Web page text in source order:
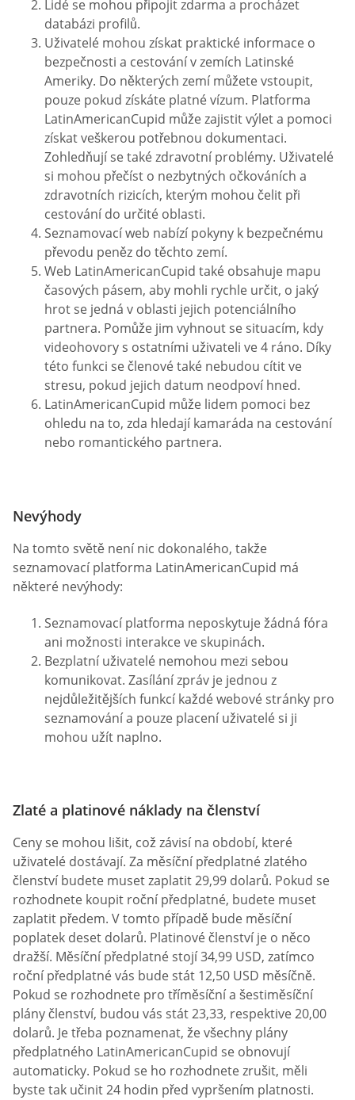
Lidé se mohou připojit zdarma a procházet
databázi profilů.
Uživatelé mohou získat praktické informace o
bezpečnosti a cestování v zemích Latinské
Ameriky. Do některých zemí můžete vstoupit,
pouze pokud získáte platné vízum. Platforma
LatinAmericanCupid může zajistit výlet a pomoci
získat veškerou potřebnou dokumentaci.
Zohledňují se také zdravotní problémy. Uživatelé
si mohou přečíst o nezbytných očkováních a
zdravotních rizicích, kterým mohou čelit při
cestování do určité oblasti.
Seznamovací web nabízí pokyny k bezpečnému
převodu peněz do těchto zemí.
Web LatinAmericanCupid také obsahuje mapu
časových pásem, aby mohli rychle určit, o jaký
hrot se jedná v oblasti jejich potenciálního
partnera. Pomůže jim vyhnout se situacím, kdy
videohovory s ostatními uživateli ve 4 ráno. Díky
této funkci se členové také nebudou cítit ve
stresu, pokud jejich datum neodpoví hned.
LatinAmericanCupid může lidem pomoci bez
ohledu na to, zda hledají kamaráda na cestování
nebo romantického partnera.
Nevýhody
Na tomto světě není nic dokonalého, takže
seznamovací platforma LatinAmericanCupid má
některé nevýhody:
Seznamovací platforma neposkytuje žádná fóra
ani možnosti interakce ve skupinách.
Bezplatní uživatelé nemohou mezi sebou
komunikovat. Zasílání zpráv je jednou z
nejdůležitějších funkcí každé webové stránky pro
seznamování a pouze placení uživatelé si ji
mohou užít naplno.
Zlaté a platinové náklady na členství
Ceny se mohou lišit, což závisí na období, které
uživatelé dostávají. Za měsíční předplatné zlatého
členství budete muset zaplatit 29,99 dolarů. Pokud se
rozhodnete koupit roční předplatné, budete muset
zaplatit předem. V tomto případě bude měsíční
poplatek deset dolarů. Platinové členství je o něco
dražší. Měsíční předplatné stojí 34,99 USD, zatímco
roční předplatné vás bude stát 12,50 USD měsíčně.
Pokud se rozhodnete pro tříměsíční a šestiměsíční
plány členství, budou vás stát 23,33, respektive 20,00
dolarů. Je třeba poznamenat, že všechny plány
předplatného LatinAmericanCupid se obnovují
automaticky. Pokud se ho rozhodnete zrušit, měli
byste tak učinit 24 hodin před vypršením platnosti.